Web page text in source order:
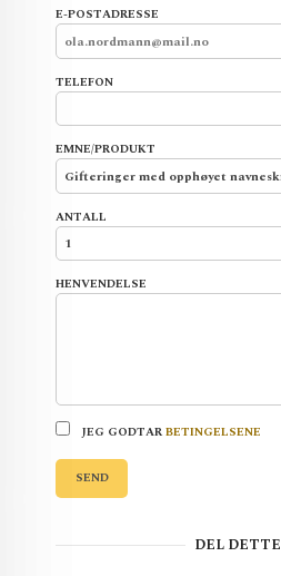
E-POSTADRESSE
TELEFON
EMNE/PRODUKT
ANTALL
HENVENDELSE
JEG GODTARBETINGELSENE
SEND
DEL DETTE